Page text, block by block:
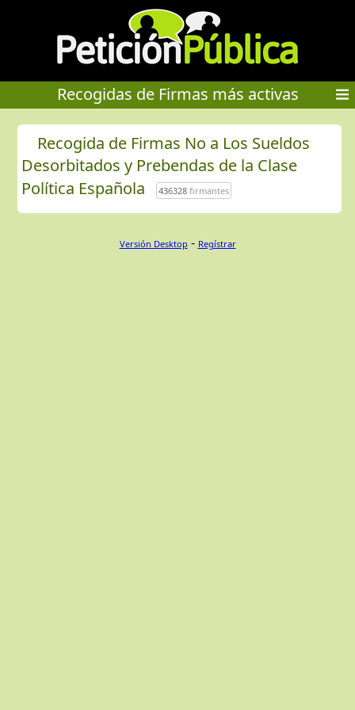
Recogidas de Firmas más activas
Recogida de Firmas No a Los Sueldos
Desorbitados y Prebendas de la Clase
Política Española
436328firmantes
Versión Desktop - Regístrar